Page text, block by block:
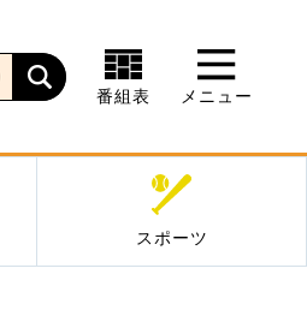
番組表 メニュー
スポーツ